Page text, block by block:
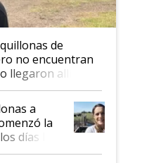
de
no encuentran
llegaron allí
a
la
días le